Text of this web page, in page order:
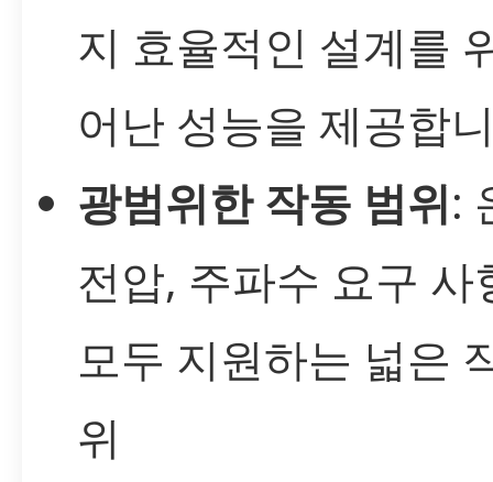
지 효율적인 설계를
어난 성능을 제공합
광범위한 작동 범위:
전압, 주파수 요구 사
모두 지원하는 넓은
위